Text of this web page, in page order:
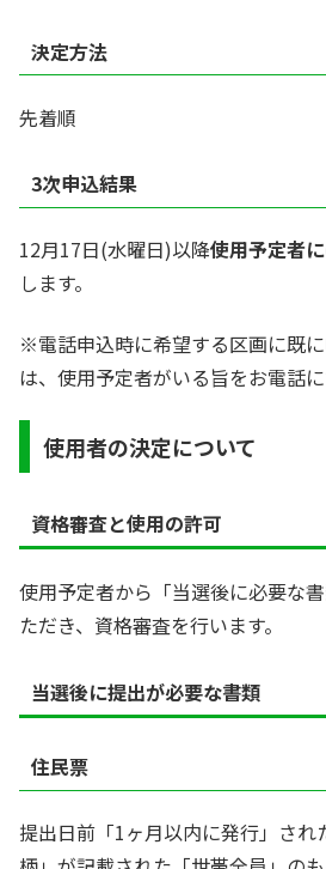
決定方法
先着順
3次申込結果
12月17日(水曜日)以降使用予定者
します。
※電話申込時に希望する区画に既
は、使用予定者がいる旨をお電話に
使用者の決定について
資格審査と使用の許可
使用予定者から「当選後に必要な
ただき、資格審査を行います。
当選後に提出が必要な書類
住民票
提出日前「1ヶ月以内に発行」さ